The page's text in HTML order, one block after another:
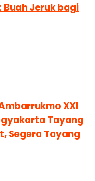
Jeruk bagi
XXI
Tayang
Segera Tayang